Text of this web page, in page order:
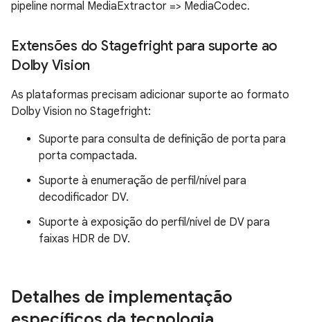
pipeline normal MediaExtractor => MediaCodec.
Extensões do Stagefright para suporte ao
Dolby Vision
As plataformas precisam adicionar suporte ao formato
Dolby Vision no Stagefright:
Suporte para consulta de definição de porta para
porta compactada.
Suporte à enumeração de perfil/nível para
decodificador DV.
Suporte à exposição do perfil/nível de DV para
faixas HDR de DV.
Detalhes de implementação